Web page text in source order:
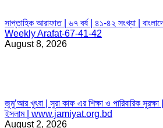
সাপ্তাহিক আরাফাত | ৬৭ বর্ষ | ৪১-৪২ সংখ্যা |
Weekly Arafat-67-41-42
August 8, 2026
জুমু’আর খুৎবা | সুরা কাফ এর শিক্ষা ও পারিবারিক
ইসলাম | www.jamiyat.org.bd
August 2, 2026